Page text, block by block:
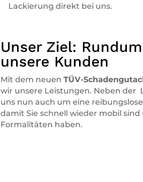
Lackierung direkt bei uns.
Unser Ziel:
unsere Kunden
Mit dem neuen TÜV-
wir unsere Leistungen. Neben der
uns nun auch um eine
damit Sie schnell wieder mobil
Formalitäten haben.